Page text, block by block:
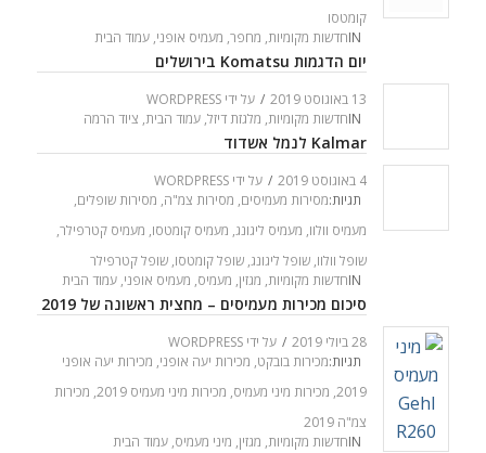
INחדשות מקומיות, מחפר, מעמיס אופני, עמוד הבית
קומטסו
יום הדגמות Komatsu בירושלים
13 באוגוסט 2019 / על ידי WORDPRESS
INחדשות מקומיות, מלגזת דיזל, עמוד הבית, ציוד הרמה
Kalmar לנמל אשדוד
4 באוגוסט 2019 / על ידי WORDPRESS
INחדשות מקומיות, מגזין, מעמיס, מעמיס אופני, עמוד הבית
תגיות:מסירות מעמיסים, מסירות צמ"ה, מסירות שופלים,
מעמיס וולוו, מעמיס ליגונג, מעמיס קומטסו, מעמיס קטרפילר,
שופל וולוו, שופל ליגונג, שופל קומטסו, שופל קטרפילר
סיכום מכירות מעמיסים – מחצית ראשונה של 2019
28 ביולי 2019 / על ידי WORDPRESS
INחדשות מקומיות, מגזין, מיני מעמיס, עמוד הבית
תגיות:מכירות בובקט, מכירות יעה אופני, מכירות יעה אופני
2019
, מכירות מיני מעמיס, מכירות מיני מעמיס 2019 , מכירות
צמ"ה 2019